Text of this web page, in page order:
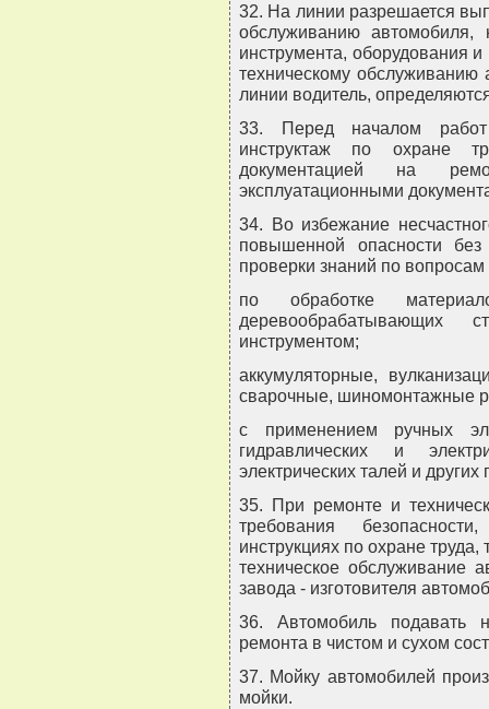
32. На линии разрешается
обслуживанию
инструмента, оборудования
техническому
линии водитель,
33. Перед началом работ
инструктаж по охране
документацией на
эксплуатационными
34. Во избежание
повышенной опасности
проверки знаний по
по обработке
деревообрабатывающих
инструментом;
аккумуляторные,
сварочные, шиномонтажные
с применением ручных
гидравлических и
электрических талей и
35. При ремонте и
требования
инструкциях по охране
техническое обслуживание
завода - изготовителя
36. Автомобиль подавать
ремонта в чистом и сухом
37. Мойку автомобилей
мойки.